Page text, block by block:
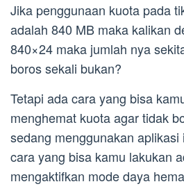
Jika penggunaan kuota pada
adalah 840 MB maka kalikan
840×24 maka jumlah nya
boros sekali bukan?
Tetapi ada cara yang bisa
menghemat kuota agar tidak
sedang menggunakan
cara yang bisa kamu lakukan
mengaktifkan mode daya